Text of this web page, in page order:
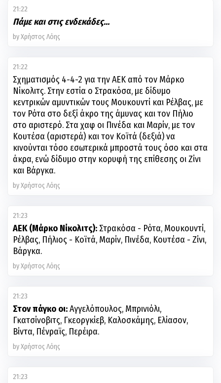
21:22
Πάμε και στις ενδεκάδες...
by Χρήστος Λόης
21:22
Σχηματισμός 4-4-2 για την ΑΕΚ από τον Μάρκο
Νίκολιτς. Στην εστία ο Στρακόσα, με δίδυμο
κεντρικών αμυντικών τους Μουκουντί και Ρέλβας, με
τον Ρότα στο δεξί άκρο της άμυνας και τον Πήλιο
στο αριστερό. Στα χαφ οι Πινέδα και Μαρίν, με τον
Κουτέσα (αριστερά) και τον Κοϊτά (δεξιά) να
κινούνται τόσο εσωτερικά μπροστά τους όσο και στα
άκρα, ενώ δίδυμο στην κορυφή της επίθεσης οι Ζίνι
και Βάργκα.
by Χρήστος Λόης
21:23
ΑΕΚ (Μάρκο Νίκολιτς): Στρακόσα - Ρότα, Μουκουντί,
Ρέλβας, Πήλιος - Κοϊτά, Μαρίν, Πινέδα, Κουτέσα - Ζίνι,
Βάργκα.
by Χρήστος Λόης
21:23
Στον πάγκο οι:Αγγελόπουλος, Μπρινιόλι,
Γκατσίνοβιτς, Γκεοργκίεβ, Καλοσκάμης, Ελίασον,
Βίντα, Πένραϊς, Περέιρα.
by Χρήστος Λόης
21:23